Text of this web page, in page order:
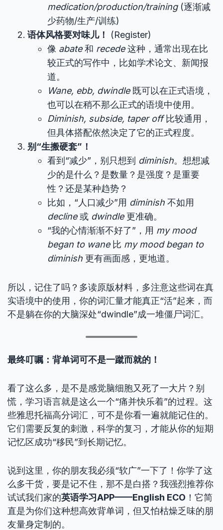
medication/production/training(逐渐减
少药物/生产/训练)
语体风格要对味儿！
(Register)
像 abate和 recede这种，通常出现在比
较正式的写作中，比如学术论文、新闻报
道。
Wane, ebb, dwindle既可以在正式语境，
也可以在稍不那么正式的语境中使用。
Diminish, subside, taper off比较通用，
但具体搭配依然决定了它的正式程度。
别“生搬硬套”！
看到“减少”，别只想到 diminish。想想减
少的是什么？是数量？是强度？是重要
性？还是某种趋势？
比如，“人口减少”用 diminish 不如用
decline或 dwindle更准确。
“我的心情渐渐不好了”，用 my mood
began to wane比 my mood began to
diminish 更有画面感，更地道。
所以，记住了吗？多读原版材料，多注意这些词在真
实语境中的使用，你的词汇量才能真正“活”起来，而
不是躺在你的大脑深处“dwindle”成一堆僵尸词汇。
最终叮嘱：背单词可不是一蹴而就的！
看了这么多，是不是感觉脑细胞又死了一大片？别
慌，学习语言就是这么一个“痛并快乐着”的过程。这
些雅思托福高分词汇，可不是你看一遍就能记住的。
它们需要反复的刺激，科学的复习，才能从你的短期
记忆区成功“移民”到长期记忆。
说到这里，你的朋友我必须“软广”一下了！你学了这
么多干货，要是记不住，那不是白搭？我强烈推荐你
试试我们家的英语学习APP——English ECO ！它简
直是为你们这种想高效背单词，但又怕枯燥乏味的朋
友量身定制的。